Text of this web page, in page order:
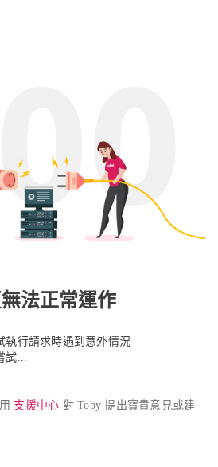
法正常運作
執行請求時遇到意外情況
試...
支援中心 對 Toby 提出寶貴意見或建